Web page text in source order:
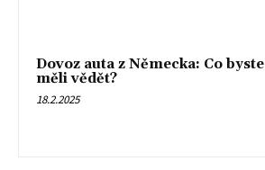
Dovoz auta z Německa: Co byste
měli vědět?
18.2.2025